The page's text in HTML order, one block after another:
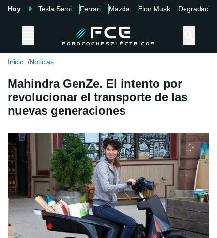
Hoy Tesla Semi Ferrari Mazda Elon Musk Degradación
Inicio Noticias
Mahindra GenZe. El intento por
revolucionar el transporte de las
nuevas generaciones